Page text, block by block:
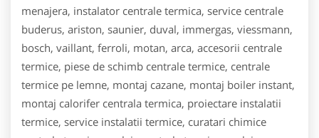
menajera, instalator centrale termica, service centrale
buderus, ariston, saunier, duval, immergas, viessmann,
bosch, vaillant, ferroli, motan, arca, accesorii centrale
termice, piese de schimb centrale termice, centrale
termice pe lemne, montaj cazane, montaj boiler instant,
montaj calorifer centrala termica, proiectare instalatii
termice, service instalatii termice, curatari chimice